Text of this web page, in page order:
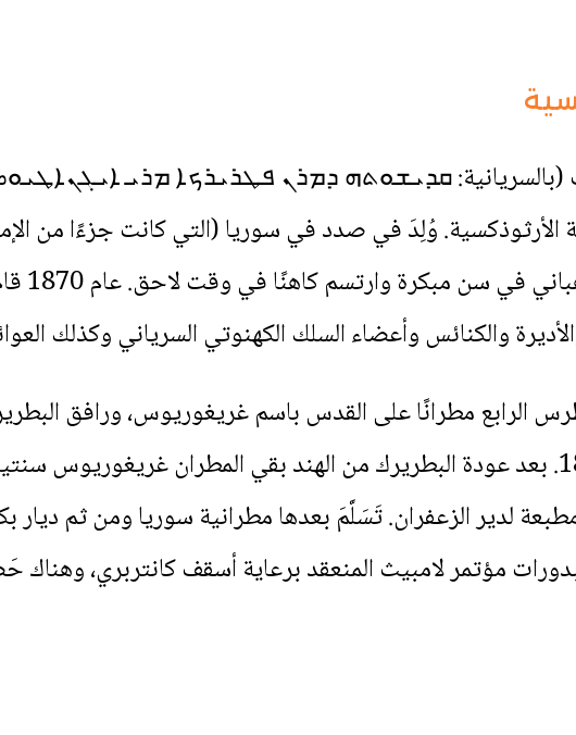
(بالسريانية: ܩܕܝܫܘܬܗ ܕܡܪܢ ܦܛܪܝܪܟܐ ܡܪܝ
السريانية الأرثوذكسية. وُلِدَ في صدد في سوريا (التي كانت جزءًا من
عام
والكنائس وأعضاء السلك الكهنوتي السرياني وكذلك
بطرس الرابع مطرانًا على القدس باسم غريغوريوس، ورافق
و‌الهند من عام 1874 إلى عام 1877. بعد عودة البطريرك من الهند بقي المطران
مؤتمر لامبيث المنعقد برعاية أسقف كانتربري،